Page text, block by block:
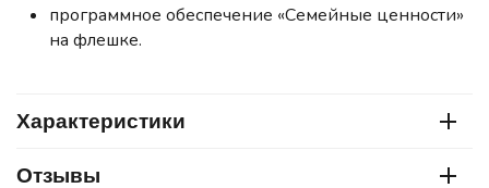
программное обеспечение «Семейные ценности»
на флешке.
Характеристики
Отзывы